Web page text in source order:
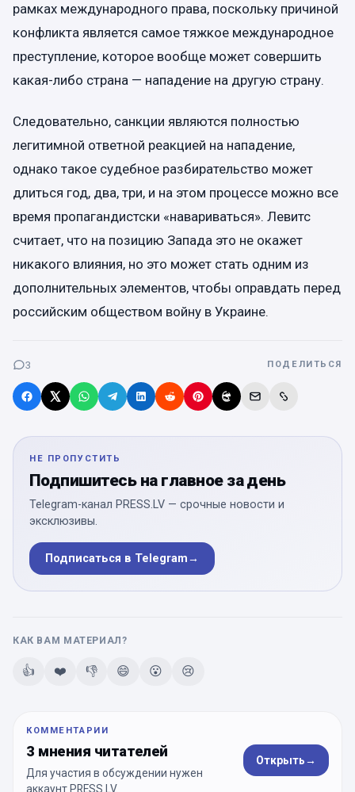
рамках международного права, поскольку причиной
конфликта является самое тяжкое международное
преступление, которое вообще может совершить
какая-либо страна — нападение на другую страну.
Следовательно, санкции являются полностью
легитимной ответной реакцией на нападение,
однако такое судебное разбирательство может
длиться год, два, три, и на этом процессе можно все
время пропагандистски «навариваться». Левитс
считает, что на позицию Запада это не окажет
никакого влияния, но это может стать одним из
дополнительных элементов, чтобы оправдать перед
российским обществом войну в Украине.
3 ПОДЕЛИТЬСЯ
НЕ ПРОПУСТИТЬ
Подпишитесь на главное за день
Telegram-канал PRESS.LV — срочные новости и
эксклюзивы.
Подписаться в Telegram→
КАК ВАМ МАТЕРИАЛ?
👍 ❤️ 👎 😄 😮 😢
КОММЕНТАРИИ
3 мнения читателей
Для участия в обсуждении нужен
аккаунт PRESS.LV.
Открыть→